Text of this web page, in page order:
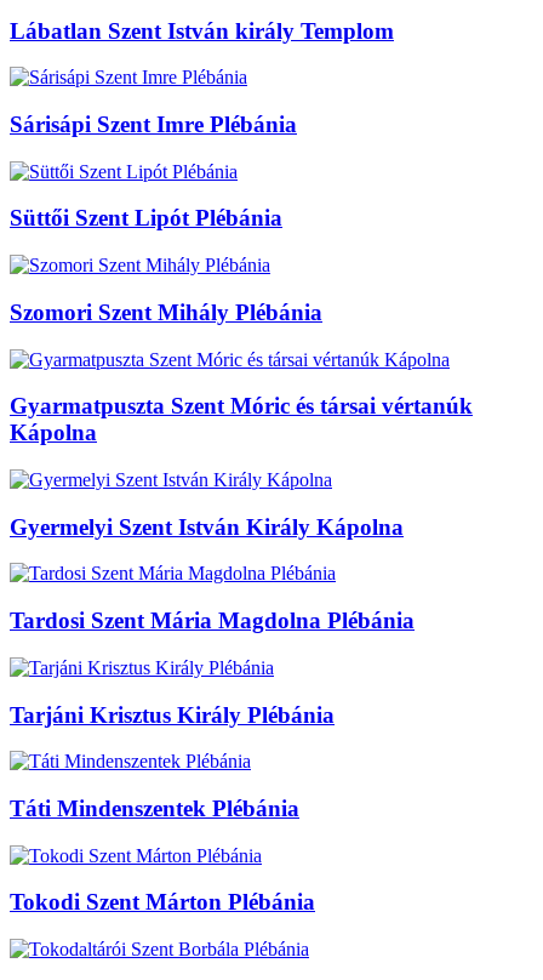
Lábatlan Szent István király Templom
Sárisápi Szent Imre Plébánia
Süttői Szent Lipót Plébánia
Szomori Szent Mihály Plébánia
Gyarmatpuszta Szent Móric és társai vértanúk
Kápolna
Gyermelyi Szent István Király Kápolna
Tardosi Szent Mária Magdolna Plébánia
Tarjáni Krisztus Király Plébánia
Táti Mindenszentek Plébánia
Tokodi Szent Márton Plébánia